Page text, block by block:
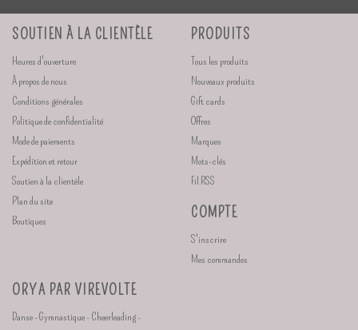
SOUTIEN À LA CLIENTÈLE
Heures d'ouverture
À propos de nous
Conditions générales
Politique de confidentialité
Mode de paiements
Expédition et retour
Soutien à la clientèle
Plan du site
Boutiques
PRODUITS
Tous les produits
Nouveaux produits
Gift cards
Offres
Marques
Mots-clés
Fil RSS
COMPTE
S'inscrire
Mes commandes
ORYA PAR VIREVOLTE
Danse - Gymnastique - Cheerleading -